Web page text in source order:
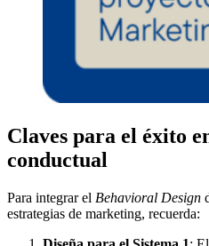
Claves para el éxito
conductual
Para integrar el Behavioral Design
estrategias de marketing, recuerda: